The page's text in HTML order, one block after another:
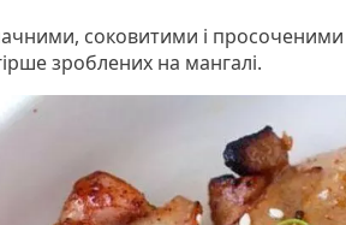
соковитими і
зроблених на мангалі.